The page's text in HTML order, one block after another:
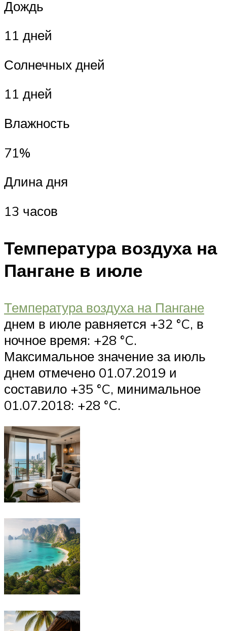
Дождь
11 дней
Солнечных дней
11 дней
Влажность
71%
Длина дня
13 часов
Температура воздуха на
Пангане в июле
Температура воздуха на Пангане
днем в июле равняется +32 °C, в
ночное время: +28 °C.
Максимальное значение за июль
днем отмечено 01.07.2019 и
составило +35 °C, минимальное
01.07.2018: +28 °C.